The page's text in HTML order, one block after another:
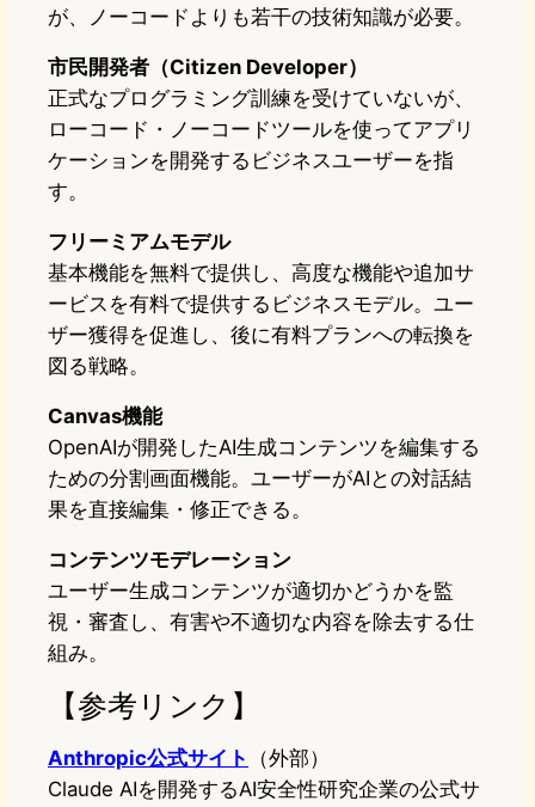
が、ノーコードよりも若干の技術知識が必要。
市民開発者（Citizen Developer）
正式なプログラミング訓練を受けていないが、
ローコード・ノーコードツールを使ってアプリ
ケーションを開発するビジネスユーザーを指
す。
フリーミアムモデル
基本機能を無料で提供し、高度な機能や追加サ
ービスを有料で提供するビジネスモデル。ユー
ザー獲得を促進し、後に有料プランへの転換を
図る戦略。
Canvas機能
OpenAIが開発したAI生成コンテンツを編集する
ための分割画面機能。ユーザーがAIとの対話結
果を直接編集・修正できる。
コンテンツモデレーション
ユーザー生成コンテンツが適切かどうかを監
視・審査し、有害や不適切な内容を除去する仕
組み。
【参考リンク】
Anthropic公式サイト
（外部）
Claude AIを開発するAI安全性研究企業の公式サ